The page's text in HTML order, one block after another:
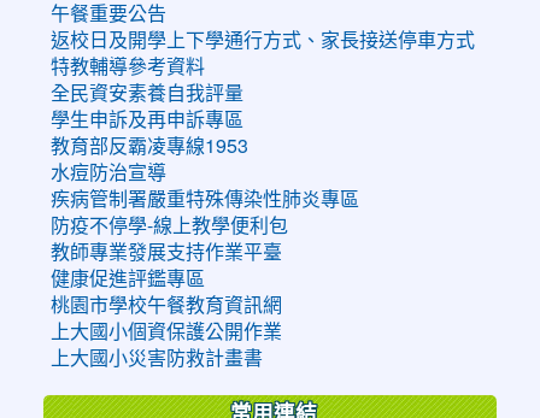
午餐重要公告
返校日及開學上下學通行方式、家長接送停車方式
特教輔導參考資料
全民資安素養自我評量
學生申訴及再申訴專區
教育部反霸凌專線1953
水痘防治宣導
疾病管制署嚴重特殊傳染性肺炎專區
防疫不停學-線上教學便利包
教師專業發展支持作業平臺
健康促進評鑑專區
桃園市學校午餐教育資訊網
上大國小個資保護公開作業
上大國小災害防救計畫書
常用連結